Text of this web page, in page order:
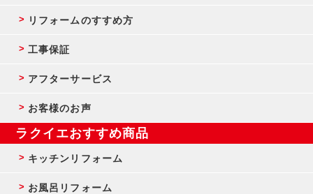
リフォームのすすめ方
工事保証
アフターサービス
お客様のお声
ラクイエおすすめ商品
キッチンリフォーム
お風呂リフォーム